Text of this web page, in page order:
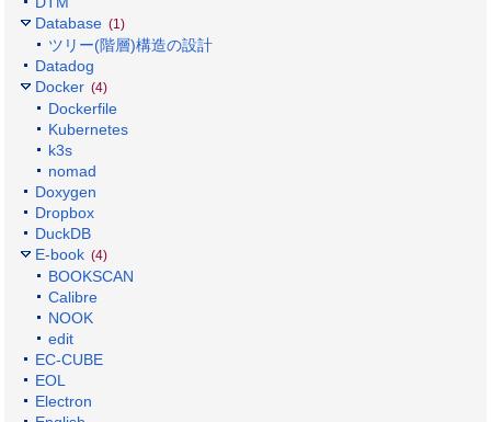
Database (1)
ツリー(階層)構造の設計
Datadog
Docker (4)
Dockerfile
Kubernetes
k3s
nomad
Doxygen
Dropbox
DuckDB
E-book (4)
BOOKSCAN
Calibre
NOOK
edit
EC-CUBE
EOL
Electron